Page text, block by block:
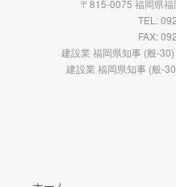
〒815-0075 福岡県
TEL:
FAX:
建設業 福岡県知事 (般-
建設業 福岡県知事 (般-